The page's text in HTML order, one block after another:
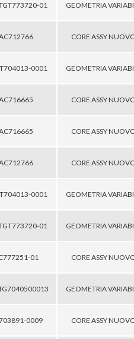
01 GEOMETRIA
CORE ASSY
0001 GEOMETRIA
CORE ASSY
CORE ASSY
CORE ASSY
0001 GEOMETRIA
01 GEOMETRIA
01 CORE ASSY
GEOMETRIA
0009 CORE ASSY